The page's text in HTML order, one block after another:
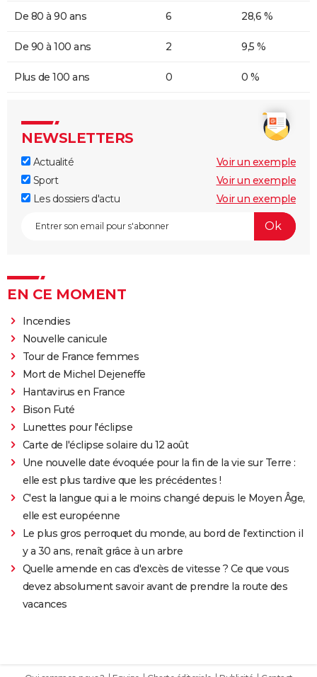
De 80 à 90 ans 6 28,6 %
De 90 à 100 ans 2 9,5 %
Plus de 100 ans 0 0 %
NEWSLETTERS
Actualité
Voir un exemple
Sport
Voir un exemple
Les dossiers d'actu
Voir un exemple
EN CE MOMENT
Incendies
Nouvelle canicule
Tour de France femmes
Mort de Michel Dejeneffe
Hantavirus en France
Bison Futé
Lunettes pour l'éclipse
Carte de l'éclipse solaire du 12 août
Une nouvelle date évoquée pour la fin de la vie sur Terre :
elle est plus tardive que les précédentes !
C'est la langue qui a le moins changé depuis le Moyen Âge,
elle est européenne
Le plus gros perroquet du monde, au bord de l'extinction il
y a 30 ans, renaît grâce à un arbre
Quelle amende en cas d'excès de vitesse ? Ce que vous
devez absolument savoir avant de prendre la route des
vacances